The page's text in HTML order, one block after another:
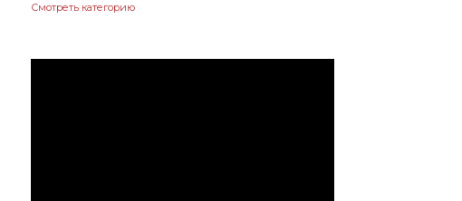
Смотреть категорию